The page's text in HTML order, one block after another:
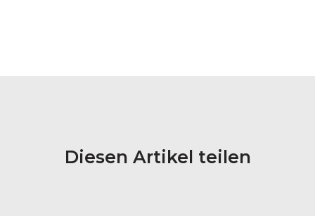
Diesen Artikel teilen